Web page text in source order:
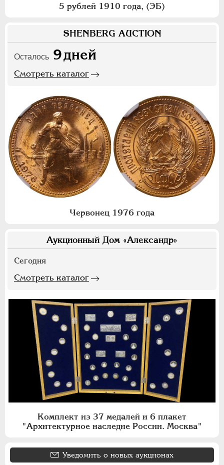
5 рублей 1910 года, (ЭБ)
SHENBERG AUCTION
Осталось 9дней
Смотреть каталог
Червонец 1976 года
Аукционный Дом «Александр»
Сегодня
Смотреть каталог
Комплект из 37 медалей и 6 плакет
"Архитектурное наследие России. Москва"
Уведомить о новых аукционах